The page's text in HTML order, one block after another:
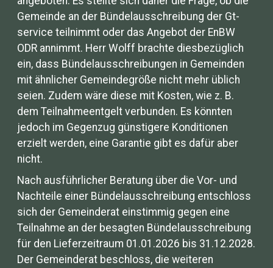
Gemeinde an der Bündelausschreibung der Gt-
service teilnimmt oder das Angebot der EnBW
ODR annimmt. Herr Wolff brachte diesbezüglich
ein, dass Bündelausschreibungen in Gemeinden
mit ähnlicher Gemeindegröße nicht mehr üblich
seien. Zudem wäre diese mit Kosten, wie z. B.
dem Teilnahmeentgelt verbunden. Es könnten
jedoch im Gegenzug günstigere Konditionen
erzielt werden, eine Garantie gibt es dafür aber
nicht.
Nach ausführlicher Beratung über die Vor- und
Nachteile einer Bündelausschreibung entschloss
sich der Gemeinderat einstimmig gegen eine
Teilnahme an der besagten Bündelausschreibung
für den Lieferzeitraum 01.01.2026 bis 31.12.2028.
Der Gemeinderat beschloss, die weiteren